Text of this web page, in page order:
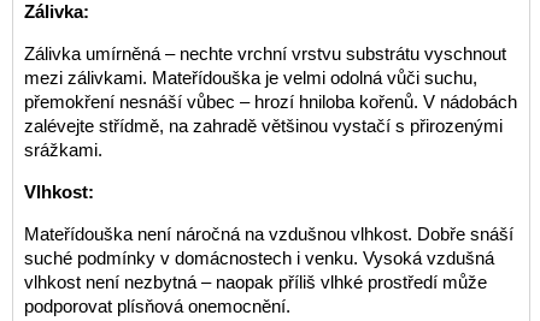
Zálivka:
Zálivka umírněná – nechte vrchní vrstvu substrátu vyschnout
mezi zálivkami. Mateřídouška je velmi odolná vůči suchu,
přemokření nesnáší vůbec – hrozí hniloba kořenů. V nádobách
zalévejte střídmě, na zahradě většinou vystačí s přirozenými
srážkami.
Vlhkost:
Mateřídouška není náročná na vzdušnou vlhkost. Dobře snáší
suché podmínky v domácnostech i venku. Vysoká vzdušná
vlhkost není nezbytná – naopak příliš vlhké prostředí může
podporovat plísňová onemocnění.